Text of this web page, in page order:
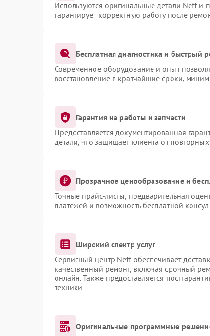
Используются оригинальные детали Neff
гарантирует корректную работу после
Бесплатная диагностика и быстрый
Современное оборудование и опыт
восстановление в кратчайшие сроки,
Гарантия на работы и запчасти
Предоставляется документированная
детали, что защищает клиента от
Прозрачное ценообразование и
Точные прайс-листы, предварительная
платежей и возможность бесплатной
Широкий спектр услуг
Сервисный центр Neff обеспечивает
качественный ремонт, включая срочный
онлайн. Также предоставляется
техники
Оригинальные программные